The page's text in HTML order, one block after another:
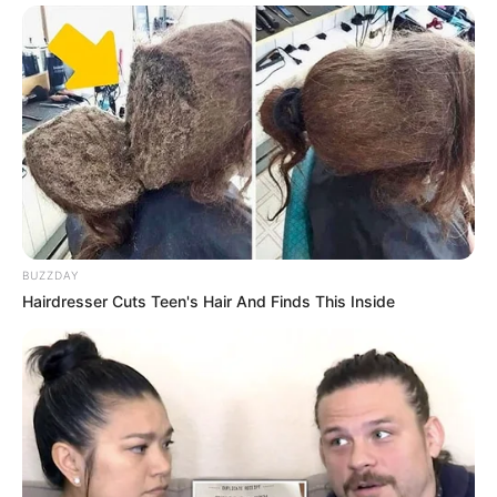
International 475
health 463
Ajab Gajab 359
Politics 322
Bollywood 239
Crime 189
Vadodara 117
Delhi 76
Story
Uncategorized
Gandhinagar
Auto 28
BUZZDAY
Hairdresser Cuts Teen's Hair And Finds This Inside